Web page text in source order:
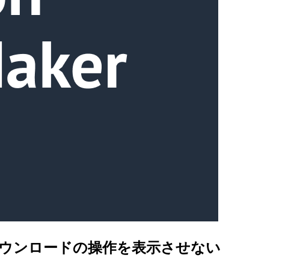
ンロードの操作を表示させない